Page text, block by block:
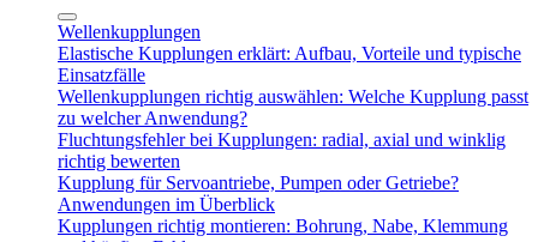
Wellenkupplungen
Elastische Kupplungen erklärt: Aufbau, Vorteile und typische
Einsatzfälle
Wellenkupplungen richtig auswählen: Welche Kupplung passt
zu welcher Anwendung?
Fluchtungsfehler bei Kupplungen: radial, axial und winklig
richtig bewerten
Kupplung für Servoantriebe, Pumpen oder Getriebe?
Anwendungen im Überblick
Kupplungen richtig montieren: Bohrung, Nabe, Klemmung